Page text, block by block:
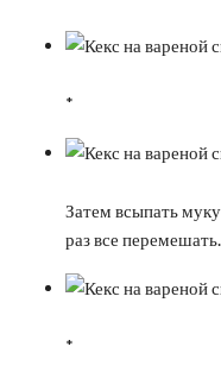
*
Затем всыпать
раз все перемешать.
*